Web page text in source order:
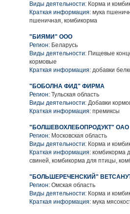
Виды деятельности: Корма и
Краткая информация: мука
пшеничная, комбикорма
"БИЯМИ" ООО
Регион: Беларусь
Виды деятельности: Пищевые
кормовые
Краткая информация: добавки
"БОБОЛНА ФИД" ФИРМА
Регион: Тульская область
Виды деятельности: Добавки
Краткая информация: премиксы
"БОЛШЕВОХЛЕБОПРОДУКТ" ОАО
Регион: Московская область
Виды деятельности: Корма и
Краткая информация: комбикорма
свиней, комбикорма для птицы,
"БОЛЬШЕРЕЧЕНСКИЙ"
Регион: Омская область
Виды деятельности: Корма и
Краткая информация: мука